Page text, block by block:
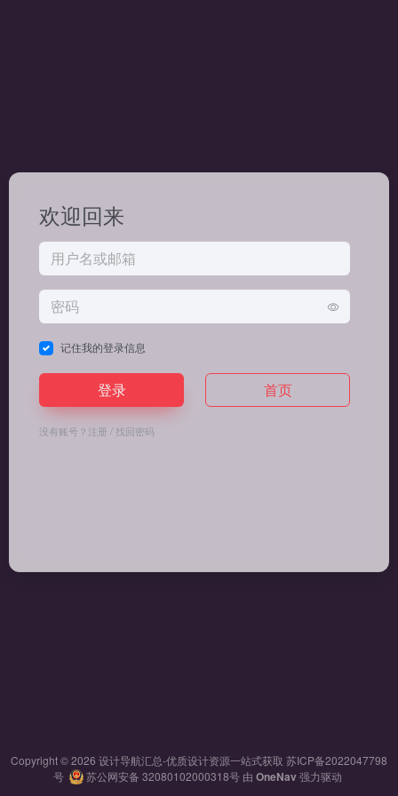
欢迎回来
记住我的登录信息
登录 首页
没有账号？ 注册 /找回密码
Copyright © 2026 设计导航汇总-优质设计资源一站式获取 苏ICP备2022047798
号
苏公网安备 32080102000318号 由 OneNav强力驱动